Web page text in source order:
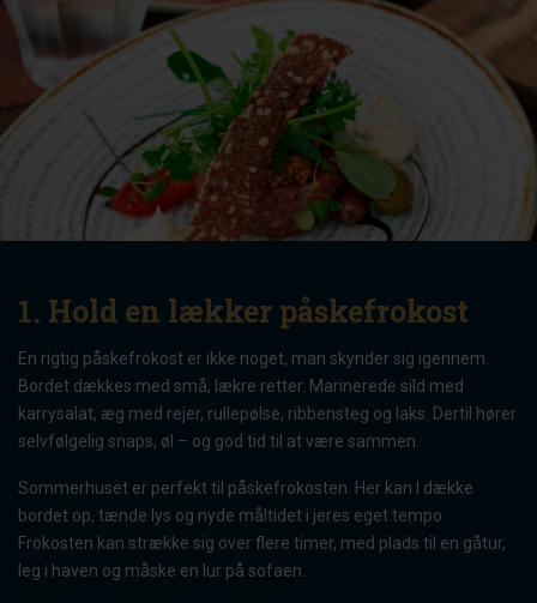
1. Hold en lækker påskefrokost
En rigtig påskefrokost er ikke noget, man skynder sig igennem.
Bordet dækkes med små, lækre retter. Marinerede sild med
karrysalat, æg med rejer, rullepølse, ribbensteg og laks. Dertil hører
selvfølgelig snaps, øl – og god tid til at være sammen.
Sommerhuset er perfekt til påskefrokosten. Her kan I dække
bordet op, tænde lys og nyde måltidet i jeres eget tempo.
Frokosten kan strække sig over flere timer, med plads til en gåtur,
leg i haven og måske en lur på sofaen.